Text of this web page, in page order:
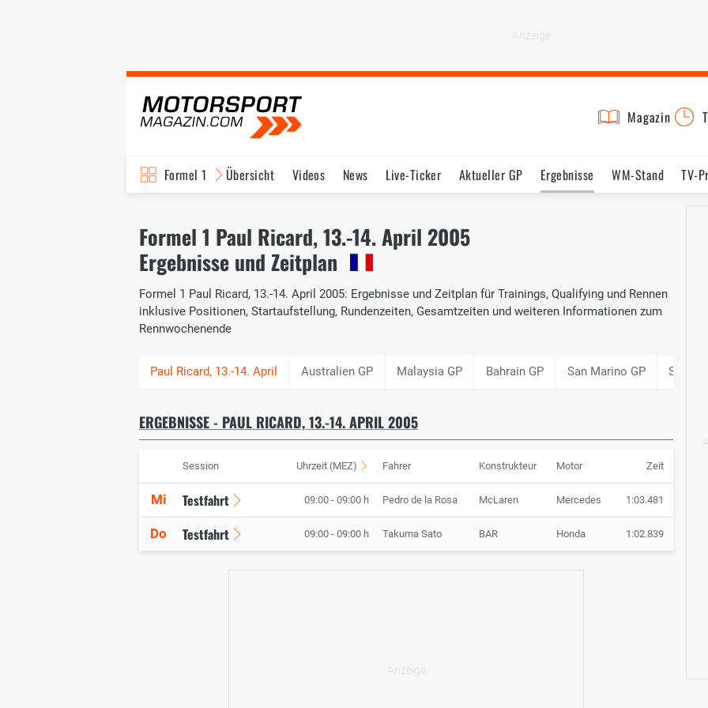
Magazin
Formel 1 Übersicht Videos News Live-Ticker Aktueller GP Ergebnisse WM-Stand TV-
Formel 1 Paul Ricard, 13.-14. April 2005
Ergebnisse und Zeitplan
Formel 1 Paul Ricard, 13.-14. April 2005: Ergebnisse und Zeitplan für Trainings, Qualifying und Rennen
inklusive Positionen, Startaufstellung, Rundenzeiten, Gesamtzeiten und weiteren Informationen zum
Rennwochenende
Australien GP Malaysia GP Bahrain GP San Marino GP Spanien
ERGEBNISSE - PAUL RICARD, 13.-14. APRIL 2005
Session Uhrzeit (MEZ) Fahrer Konstrukteur Motor Zeit
Mi Testfahrt 09:00 - 09:00 h Pedro de la Rosa McLaren Mercedes 1:03.481
Do Testfahrt 09:00 - 09:00 h Takuma Sato BAR Honda 1:02.839